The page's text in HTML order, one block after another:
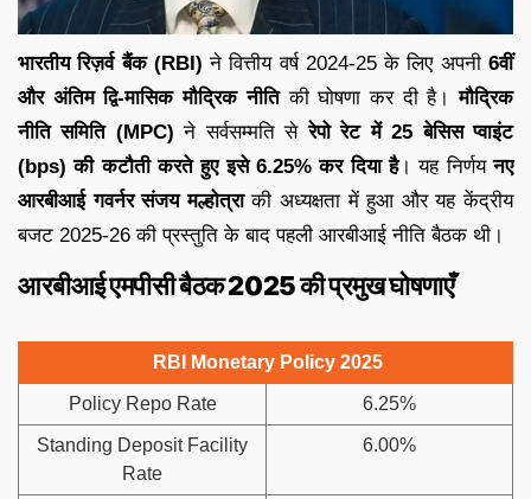
भारतीय रिज़र्व बैंक (RBI) ने वित्तीय वर्ष 2024-25 के लिए अपनी6वीं
और अंतिम द्वि-मासिक मौद्रिक नीतिकी घोषणा कर दी है।मौद्रिक
नीति समिति (MPC) ने सर्वसम्मति सेरेपो रेट में 25 बेसिस प्वाइंट
(bps) की कटौती करते हुए इसे 6.25% कर दिया है। यह निर्णयनए
आरबीआई गवर्नर संजय मल्होत्राकी अध्यक्षता में हुआ और यह केंद्रीय
बजट 2025-26 की प्रस्तुति के बाद पहली आरबीआई नीति बैठक थी।
आरबीआई एमपीसी बैठक 2025 की प्रमुख घोषणाएँ
RBI Monetary Policy 2025
Policy Repo Rate 6.25%
Standing Deposit Facility
Rate
6.00%